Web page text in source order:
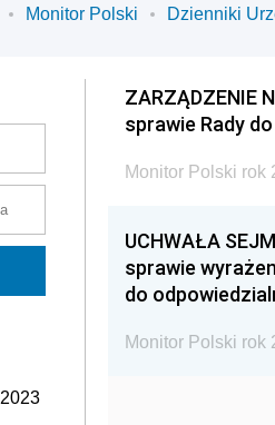
Monitor Polski Dzienniki
2023
ZARZĄDZENIE
sprawie Rady
Monitor Polski rok
UCHWAŁA
sprawie
do
Monitor Polski rok